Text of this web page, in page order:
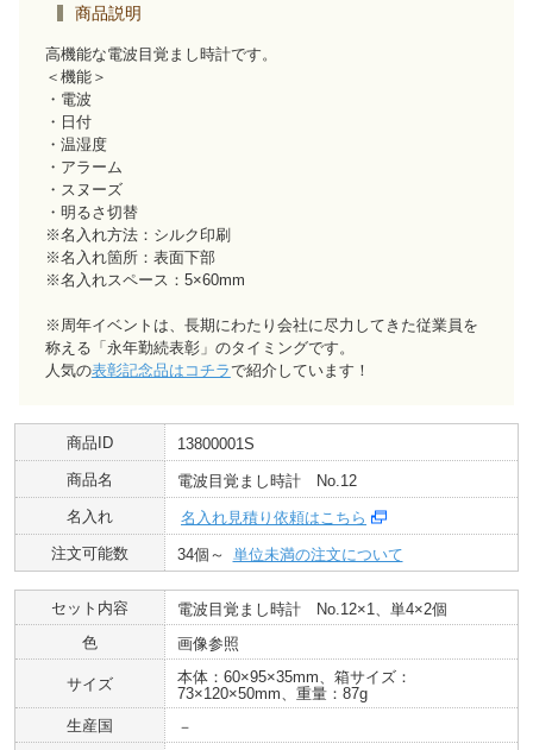
商品説明
高機能な電波目覚まし時計です。
＜機能＞
・電波
・日付
・温湿度
・アラーム
・スヌーズ
・明るさ切替
※名入れ方法：シルク印刷
※名入れ箇所：表面下部
※名入れスペース：5×60mm
※周年イベントは、長期にわたり会社に尽力してきた従業員を
称える「永年勤続表彰」のタイミングです。
人気の表彰記念品はコチラで紹介しています！
商品ID
13800001S
商品名
電波目覚まし時計 No.12
名入れ
名入れ見積り依頼はこちら
注文可能数
34個～ 単位未満の注文について
セット内容
電波目覚まし時計 No.12×1、単4×2個
色
画像参照
サイズ
本体：60×95×35mm、箱サイズ：
73×120×50mm、重量：87g
生産国
－